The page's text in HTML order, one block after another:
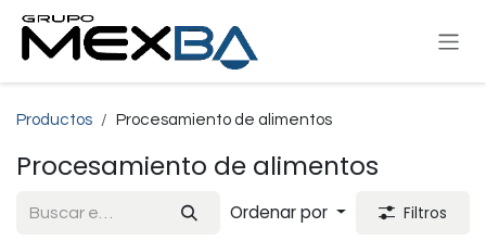
Ir al contenido
Productos Procesamiento de alimentos
Procesamiento de alimentos
Ordenar por Filtros